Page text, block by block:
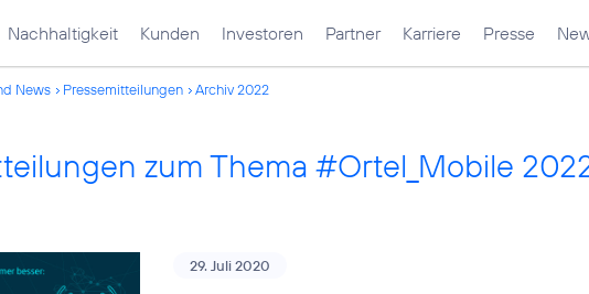
Nachhaltigkeit Kunden Investoren Partner Karriere Presse
News Pressemitteilungen Archiv 2022
zum Thema #Ortel_Mobile
29. Juli 2020